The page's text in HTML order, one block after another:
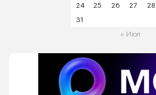
24
25 26 27 28
31
« Июл